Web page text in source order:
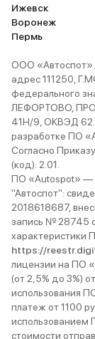
Ижевск
Воронеж
Пермь
ООО
адрес 111250,
федерального
ЛЕФОРТОВО,
41Н/9, ОКВЭД
разработке ПО
Согласно
(код): 2.01.
ПО «Autospot» —
"Автоспот":
2018618687,
запись № 28745
характеристики
https://
лицензии на ПО
(от 2,5% до 3%)
использования
платеж от 1100
использованием
стоимости